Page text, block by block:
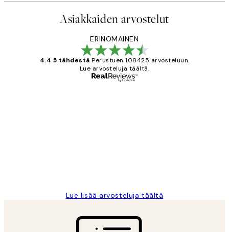
Asiakkaiden arvostelut
ERINOMAINEN
4.4 5 tähdestä Perustuen 108425 arvosteluun.
Lue arvosteluja täältä.
Lue lisää arvosteluja täältä